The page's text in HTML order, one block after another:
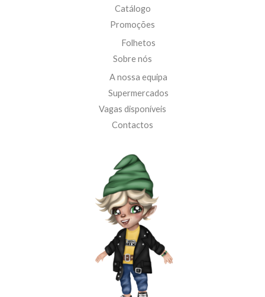
Catálogo
Promoções
Folhetos
Sobre nós
A nossa equipa
Supermercados
Vagas disponíveis
Contactos